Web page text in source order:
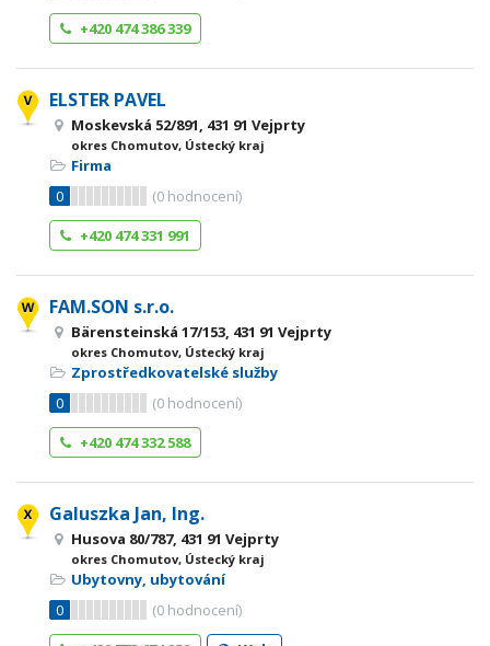
+420 474 386 339
ELSTER PAVEL
Moskevská 52/891, 431 91 Vejprty
okres Chomutov, Ústecký kraj
Firma
0
(0 hodnocení)
+420 474 331 991
FAM.SON s.r.o.
Bärensteinská 17/153, 431 91 Vejprty
okres Chomutov, Ústecký kraj
Zprostředkovatelské služby
0
(0 hodnocení)
+420 474 332 588
Galuszka Jan, Ing.
Husova 80/787, 431 91 Vejprty
okres Chomutov, Ústecký kraj
Ubytovny, ubytování
0
(0 hodnocení)